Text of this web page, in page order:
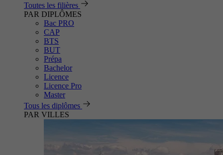
Toutes les filières
PAR DIPLÔMES
Bac PRO
CAP
BTS
BUT
Prépa
Bachelor
Licence
Licence Pro
Master
Tous les diplômes
PAR VILLES